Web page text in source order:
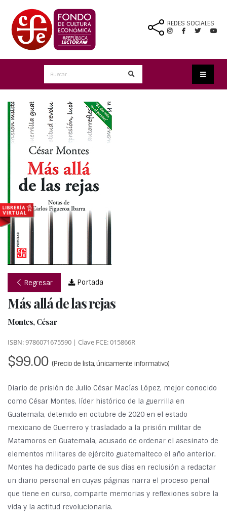
REDES SOCIALES
Regresar Portada
Más allá de las rejas
Montes, César
ISBN: 9786071675590 | Clave FCE: 015866R
$99.00 (Precio de lista, únicamente informativo)
Diario de prisión de Julio César Macías López, mejor conocido
como César Montes, líder histórico de la guerrilla en
Guatemala, detenido en octubre de 2020 en el estado
mexicano de Guerrero y trasladado a la prisión militar de
Matamoros en Guatemala, acusado de ordenar el asesinato de
elementos militares de ejército guatemalteco el año anterior.
Montes ha dedicado parte de sus días en reclusión a redactar
un diario personal en cuyas páginas narra el proceso penal
que tiene en curso, comparte memorias y reflexiones sobre la
vida y la actitud revolucionaria.